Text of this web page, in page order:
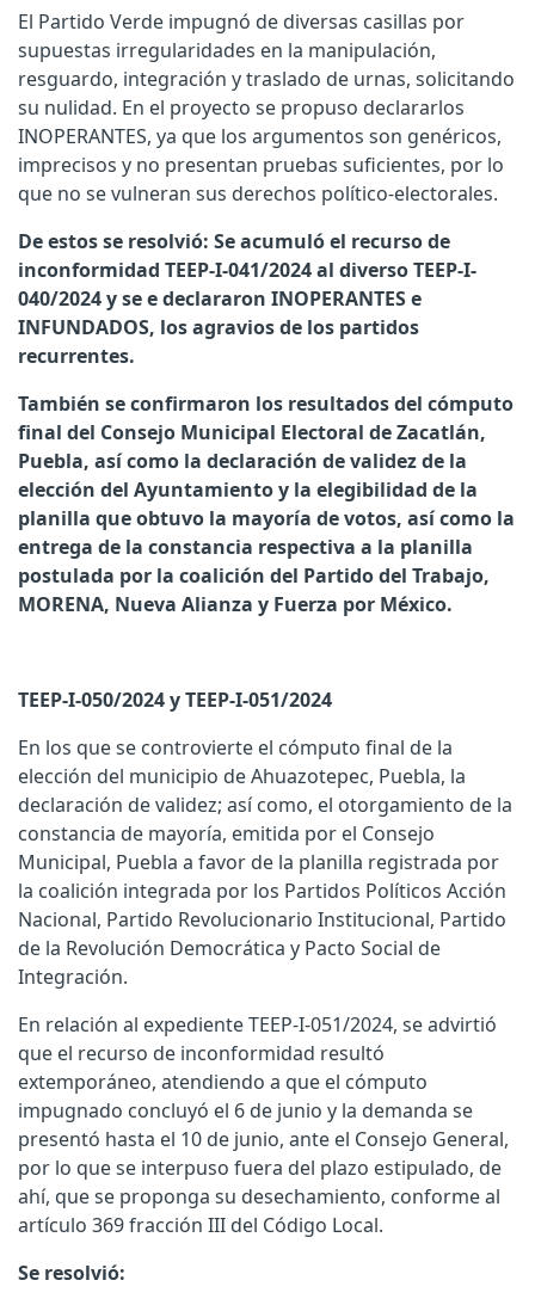
El Partido Verde impugnó de diversas casillas por
supuestas irregularidades en la manipulación,
resguardo, integración y traslado de urnas, solicitando
su nulidad. En el proyecto se propuso declararlos
INOPERANTES, ya que los argumentos son genéricos,
imprecisos y no presentan pruebas suficientes, por lo
que no se vulneran sus derechos político-electorales.
De estos se resolvió: Se acumuló el recurso de
inconformidad TEEP-I-041/2024 al diverso TEEP-I-
040/2024 y se e declararon INOPERANTES e
INFUNDADOS, los agravios de los partidos
recurrentes.
También se confirmaron los resultados del cómputo
final del Consejo Municipal Electoral de Zacatlán,
Puebla, así como la declaración de validez de la
elección del Ayuntamiento y la elegibilidad de la
planilla que obtuvo la mayoría de votos, así como la
entrega de la constancia respectiva a la planilla
postulada por la coalición del Partido del Trabajo,
MORENA, Nueva Alianza y Fuerza por México.
TEEP-I-050/2024 y TEEP-I-051/2024
En los que se controvierte el cómputo final de la
elección del municipio de Ahuazotepec, Puebla, la
declaración de validez; así como, el otorgamiento de la
constancia de mayoría, emitida por el Consejo
Municipal, Puebla a favor de la planilla registrada por
la coalición integrada por los Partidos Políticos Acción
Nacional, Partido Revolucionario Institucional, Partido
de la Revolución Democrática y Pacto Social de
Integración.
En relación al expediente TEEP-I-051/2024, se advirtió
que el recurso de inconformidad resultó
extemporáneo, atendiendo a que el cómputo
impugnado concluyó el 6 de junio y la demanda se
presentó hasta el 10 de junio, ante el Consejo General,
por lo que se interpuso fuera del plazo estipulado, de
ahí, que se proponga su desechamiento, conforme al
artículo 369 fracción III del Código Local.
Se resolvió: